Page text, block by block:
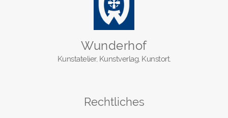
Wunderhof
Kunstatelier, Kunstverlag, Kunstort.
Rechtliches